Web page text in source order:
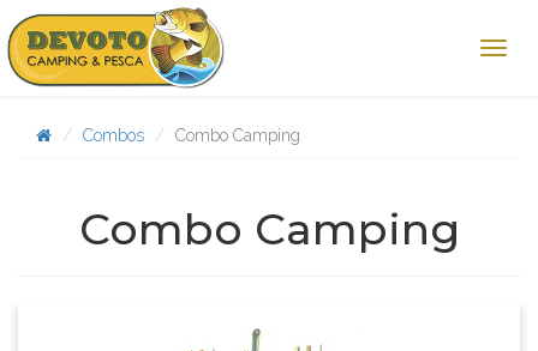
Combos Combo Camping
Combo Camping